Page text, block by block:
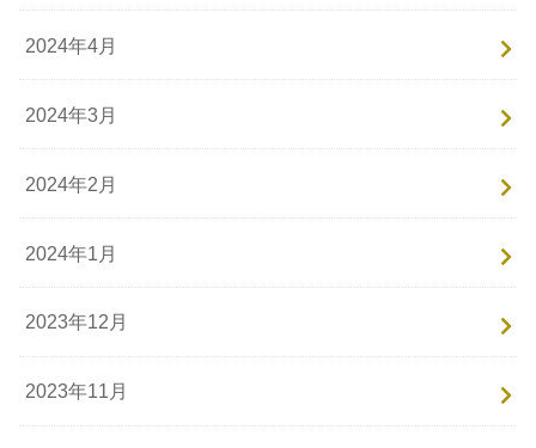
2024年4月
2024年3月
2024年2月
2024年1月
2023年12月
2023年11月